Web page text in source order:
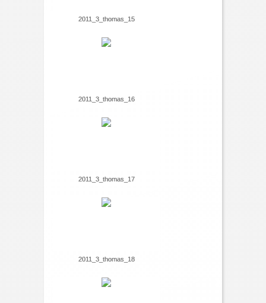
2011_3_thomas_15
2011_3_thomas_16
2011_3_thomas_17
2011_3_thomas_18